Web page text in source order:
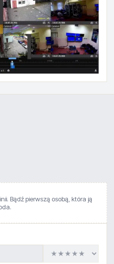
Bądź pierwszą osobą, która ją